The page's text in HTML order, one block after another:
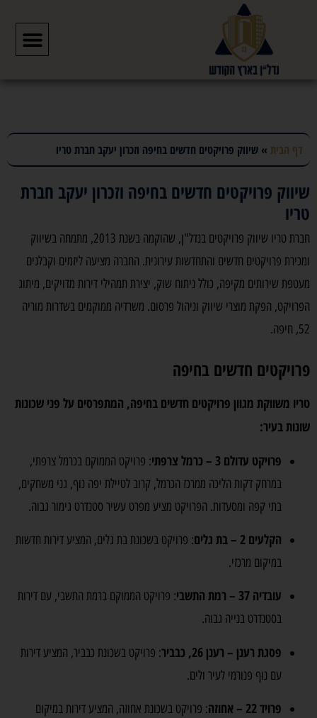
דף הבית » שיווק פרויקטים חדשים בחיפה וזכרון יעקב חברת טריו
שיווק פרויקטים חדשים בחיפה וזכרון יעקב חברת
טריו
חברת טריו שיווק פרויקטים בנדל"ן, שהוקמה בשנת 2013, מתמחה בשיווק
ומכירת פרויקטים חדשים והתחדשות עירונית. החברה מציעה ליזמים וקבלנים
מעטפת שירותים מקיפה, כולל ניתוח שוק, יצירת תמהילי דירות מדויקים, מיתוג
הפרויקט, הפקת מוצרי שיווק וניהול פרסום. משרדיה ממוקמים בשדרות מוריה
52, חיפה.
פרויקטים חדשים בחיפה
טריו משווקת מגוון פרויקטים חדשים בחיפה, המתפרסים על פני שכונות
שונות בעיר:
פרויקט עדולם 3 – כרמל צרפתי
: פרויקט הממוקם בכרמל צרפתי,
במרחק דקות הליכה ממרכז הכרמל, קרוב לטיילת יפה נוף, גני משחקים,
בתי קפה ומסעדות. הפרויקט מציע מפרט עשיר סטנדרט גימור גבוה.
הקלעים 2 – בת גלים
: פרויקט בשכונת בת גלים, המציע דירות חדשות
במיקום מרכזי.
עובדיה 37 – רמת התשבי
: פרויקט הממוקם ברמת התשבי, עם דירות
בסטנדרט בנייה גבוה.
פסגת רענן – רענן 26, כבביר
: פרויקט בשכונת כבביר, המציע דירות
עם נוף פנורמי לעיר ולים.
פרויד 22 – אחוזה
: פרויקט בשכונת אחוזה, המציע דירות במיקום